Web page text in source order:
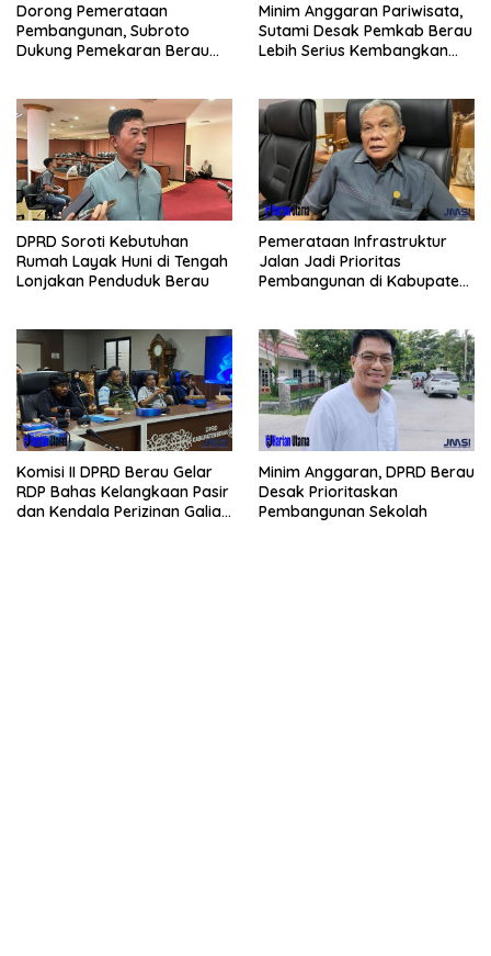
Dorong Pemerataan
Pembangunan, Subroto
Dukung Pemekaran Berau
Minim Anggaran Pariwisata,
Sutami Desak Pemkab Berau
Lebih Serius Kembangkan
DPRD Soroti Kebutuhan
Rumah Layak Huni di Tengah
Lonjakan Penduduk Berau
Pemerataan Infrastruktur
Jalan Jadi Prioritas
Pembangunan di Kabupaten
Komisi II DPRD Berau Gelar
RDP Bahas Kelangkaan Pasir
dan Kendala Perizinan Galian
Minim Anggaran, DPRD Berau
Desak Prioritaskan
Pembangunan Sekolah